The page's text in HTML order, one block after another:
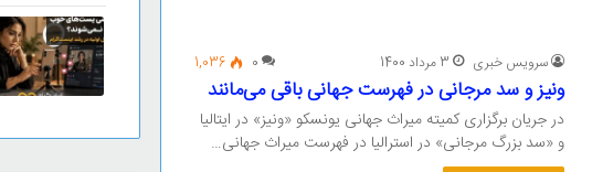
سرویس خبری 3 مرداد 1400 0
1,036
ونیز و سد مرجانی در فهرست جهانی باقی می‌مانند
در جریان برگزاری کمیته میراث جهانی یونسکو «ونیز» در ایتالیا
و «سد بزرگ مرجانی» در استرالیا در فهرست میراث جهانی…